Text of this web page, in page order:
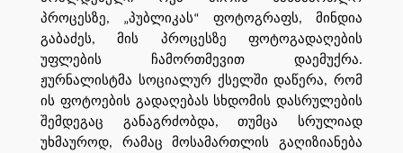
პროცესზე, „პუბლიკას“ ფოტოგრაფს, მინდია
გაბაძეს, მის პროცესზე ფოტოგადაღების
უფლების ჩამორთმევით დაემუქრა.
ჟურნალისტმა სოციალურ ქსელში დაწერა, რომ
ის ფოტოების გადაღებას სხდომის დასრულების
შემდეგაც განაგრძობდა, თუმცა სრულიად
უხმაუროდ, რამაც მოსამართლის გაღიზიანება